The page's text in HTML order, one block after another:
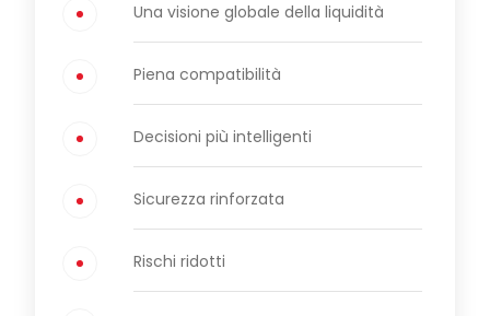
Una visione globale della liquidità
Piena compatibilità
Decisioni più intelligenti
Sicurezza rinforzata
Rischi ridotti